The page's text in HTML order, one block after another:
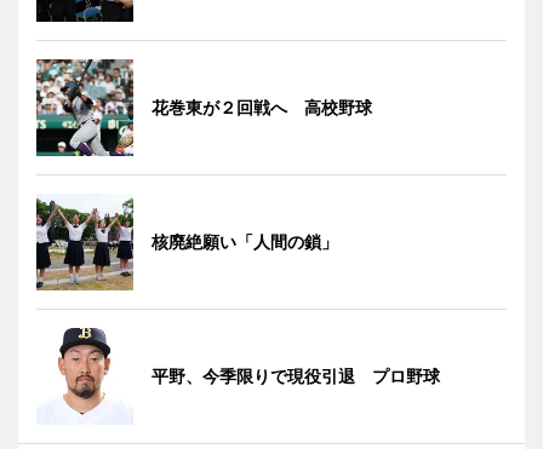
花巻東が２回戦へ 高校野球
核廃絶願い「人間の鎖」
平野、今季限りで現役引退 プロ野球